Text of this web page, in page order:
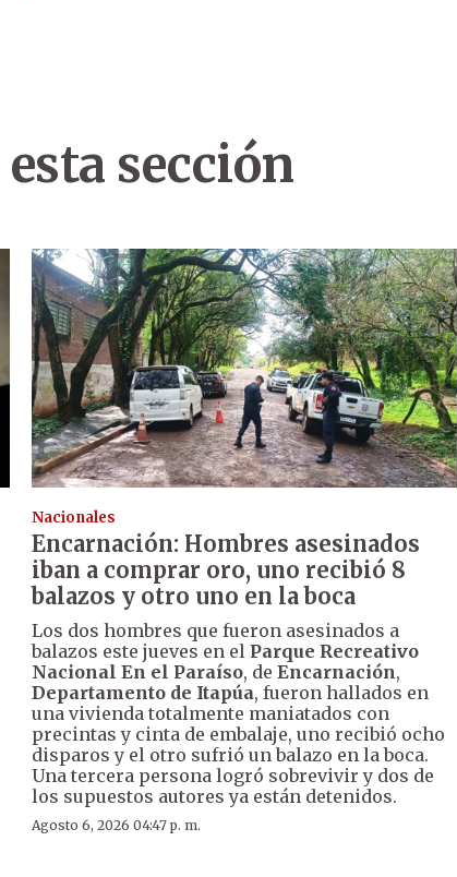
sección
Nacionales
Encarnación: Hombres asesinados
iban a comprar oro, uno recibió 8
balazos y otro uno en la boca
Los dos hombres que fueron asesinados a
balazos este jueves en el Parque Recreativo
Nacional En el Paraíso, deEncarnación,
Departamento de Itapúa, fueron hallados en
una vivienda totalmente maniatados con
precintas y cinta de embalaje, uno recibió ocho
disparos y el otro sufrió un balazo en la boca.
Una tercera persona logró sobrevivir y dos de
los supuestos autores ya están detenidos.
Agosto 6, 2026 04:47 p. m.